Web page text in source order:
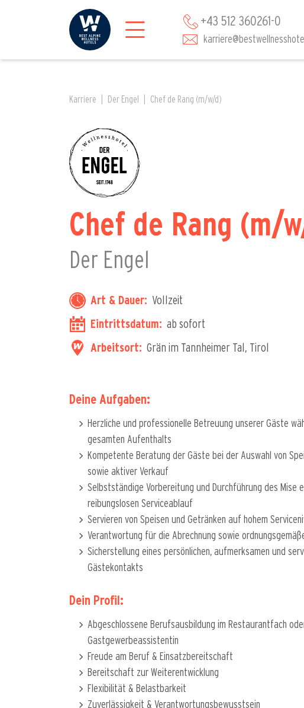
+43 512 360261-0
Karriere Der Engel Chef de Rang (m/w/d)
Chef de Rang (m/
Der Engel
Art & Dauer: Vollzeit
Eintrittsdatum: ab sofort
Arbeitsort: Grän im Tannheimer Tal, Tirol
Deine Aufgaben:
Herzliche und professionelle Betreuung unserer Gäste
gesamten Aufenthalts
Kompetente Beratung der Gäste bei der Auswahl von
sowie aktiver Verkauf
Selbstständige Vorbereitung und Durchführung des Mise
reibungslosen Serviceablauf
Servieren von Speisen und Getränken auf hohem
Verantwortung für die Abrechnung sowie
Sicherstellung eines persönlichen, aufmerksamen und
Gästekontakts
Dein Profil:
Abgeschlossene Berufsausbildung im Restaurantfach
Gastgewerbeassistentin
Freude am Beruf & Einsatzbereitschaft
Bereitschaft zur Weiterentwicklung
Flexibilität & Belastbarkeit
Zuverlässigkeit & Verantwortungsbewusstsein